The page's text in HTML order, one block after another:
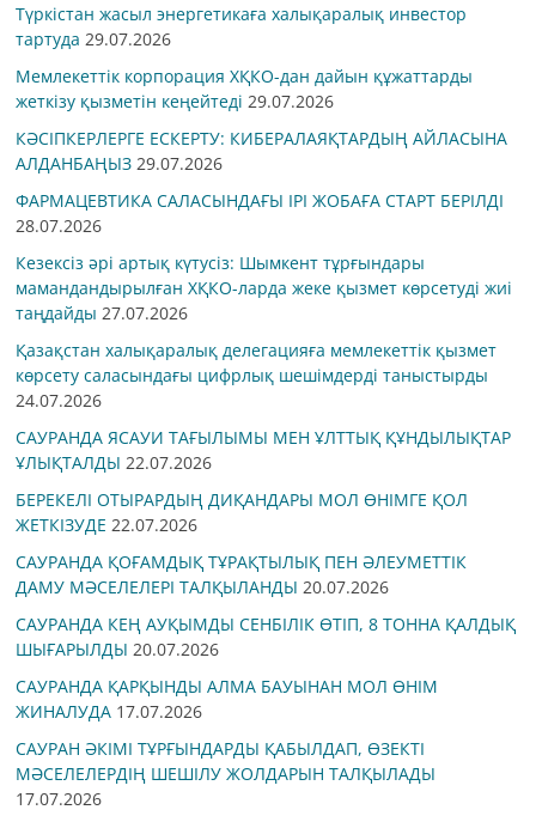
Түркістан жасыл энергетикаға халықаралық инвестор
тартуда 29.07.2026
Мемлекеттік корпорация ХҚКО-дан дайын құжаттарды
жеткізу қызметін кеңейтеді 29.07.2026
КӘСІПКЕРЛЕРГЕ ЕСКЕРТУ: КИБЕРАЛАЯҚТАРДЫҢ АЙЛАСЫНА
АЛДАНБАҢЫЗ 29.07.2026
ФАРМАЦЕВТИКА САЛАСЫНДАҒЫ ІРІ ЖОБАҒА СТАРТ БЕРІЛДІ
28.07.2026
Кезексіз әрі артық күтусіз: Шымкент тұрғындары
мамандандырылған ХҚКО-ларда жеке қызмет көрсетуді жиі
таңдайды 27.07.2026
Қазақстан халықаралық делегацияға мемлекеттік қызмет
көрсету саласындағы цифрлық шешімдерді таныстырды
24.07.2026
САУРАНДА ЯСАУИ ТАҒЫЛЫМЫ МЕН ҰЛТТЫҚ ҚҰНДЫЛЫҚТАР
ҰЛЫҚТАЛДЫ 22.07.2026
БЕРЕКЕЛІ ОТЫРАРДЫҢ ДИҚАНДАРЫ МОЛ ӨНІМГЕ ҚОЛ
ЖЕТКІЗУДЕ 22.07.2026
САУРАНДА ҚОҒАМДЫҚ ТҰРАҚТЫЛЫҚ ПЕН ӘЛЕУМЕТТІК
ДАМУ МӘСЕЛЕЛЕРІ ТАЛҚЫЛАНДЫ 20.07.2026
САУРАНДА КЕҢ АУҚЫМДЫ СЕНБІЛІК ӨТІП, 8 ТОННА ҚАЛДЫҚ
ШЫҒАРЫЛДЫ 20.07.2026
САУРАНДА ҚАРҚЫНДЫ АЛМА БАУЫНАН МОЛ ӨНІМ
ЖИНАЛУДА 17.07.2026
САУРАН ӘКІМІ ТҰРҒЫНДАРДЫ ҚАБЫЛДАП, ӨЗЕКТІ
МӘСЕЛЕЛЕРДІҢ ШЕШІЛУ ЖОЛДАРЫН ТАЛҚЫЛАДЫ
17.07.2026